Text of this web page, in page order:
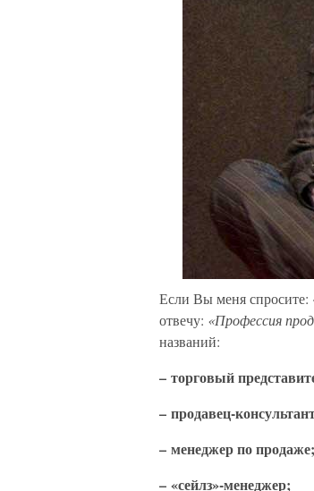
Если Вы меня спросите:
отвечу: «Профессия
названий:
– торговый
– продавец-
– менеджер по продаже;
– «сейлз»-менеджер;